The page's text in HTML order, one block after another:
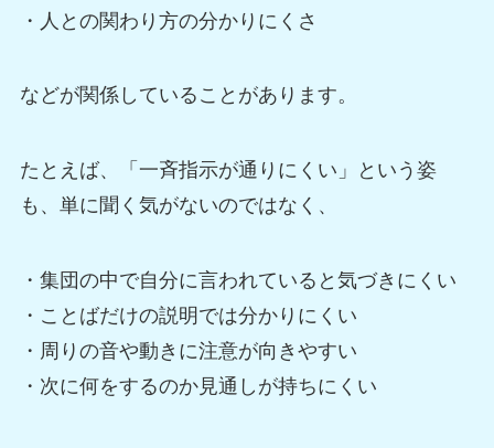
・人との関わり方の分かりにくさ
などが関係していることがあります。
たとえば、「一斉指示が通りにくい」という姿
も、単に聞く気がないのではなく、
・集団の中で自分に言われていると気づきにくい
・ことばだけの説明では分かりにくい
・周りの音や動きに注意が向きやすい
・次に何をするのか見通しが持ちにくい